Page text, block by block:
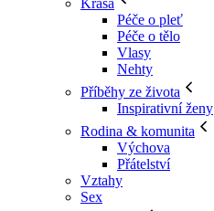
Krása
Péče o pleť
Péče o tělo
Vlasy
Nehty
Příběhy ze života
Inspirativní ženy
Rodina & komunita
Výchova
Přátelství
Vztahy
Sex